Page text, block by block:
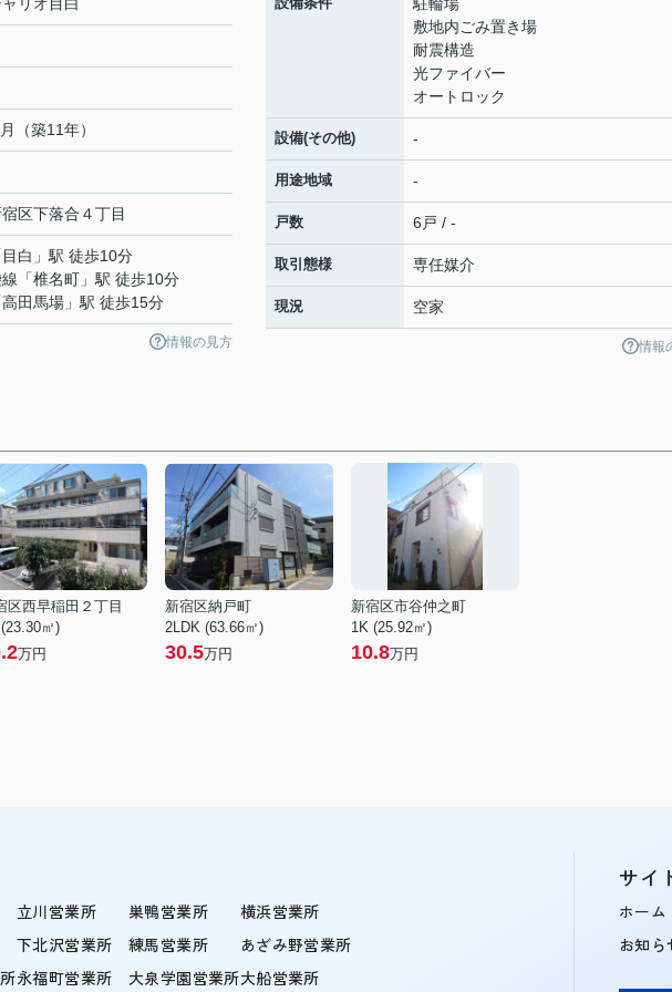
（築11年）
宿区下落合 ４丁目
目白 」駅 徒歩10分
「椎名町 」駅 徒歩10分
高田馬場 」駅 徒歩15分
情報の見方
敷地内ごみ置き場
耐震構造
光ファイバー
オートロック
設備(その他) -
用途地域 -
戸数 6戸 / -
取引態様 専任媒介
現況 空家
情報
区西早稲田２丁目
㎡)
万円
新宿区納戸町
2LDK (63.66㎡)
30.5万円
新宿区市谷仲之町
1K (25.92㎡)
10.8万円
立川営業所
下北沢営業所
永福町営業所
巣鴨営業所
練馬営業所
大泉学園営業所
横浜営業所
あざみ野営業所
大船営業所
サイ
ホーム
お知ら